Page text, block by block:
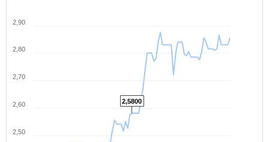
2,5800
2,50
2,60
2,70
2,80
2,90